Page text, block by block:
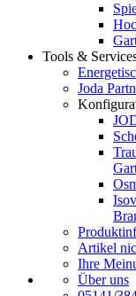
Tools &
Joda
Artikel
Ihre
Über uns